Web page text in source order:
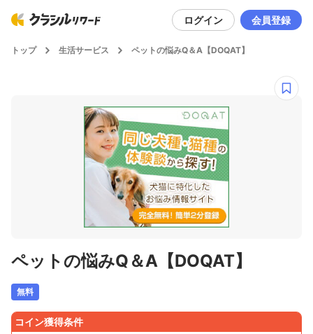
ログイン 会員登録
トップ 生活サービス ペットの悩みQ＆A【DOQAT】
ペットの悩みQ＆A【DOQAT】
無料
コイン獲得条件